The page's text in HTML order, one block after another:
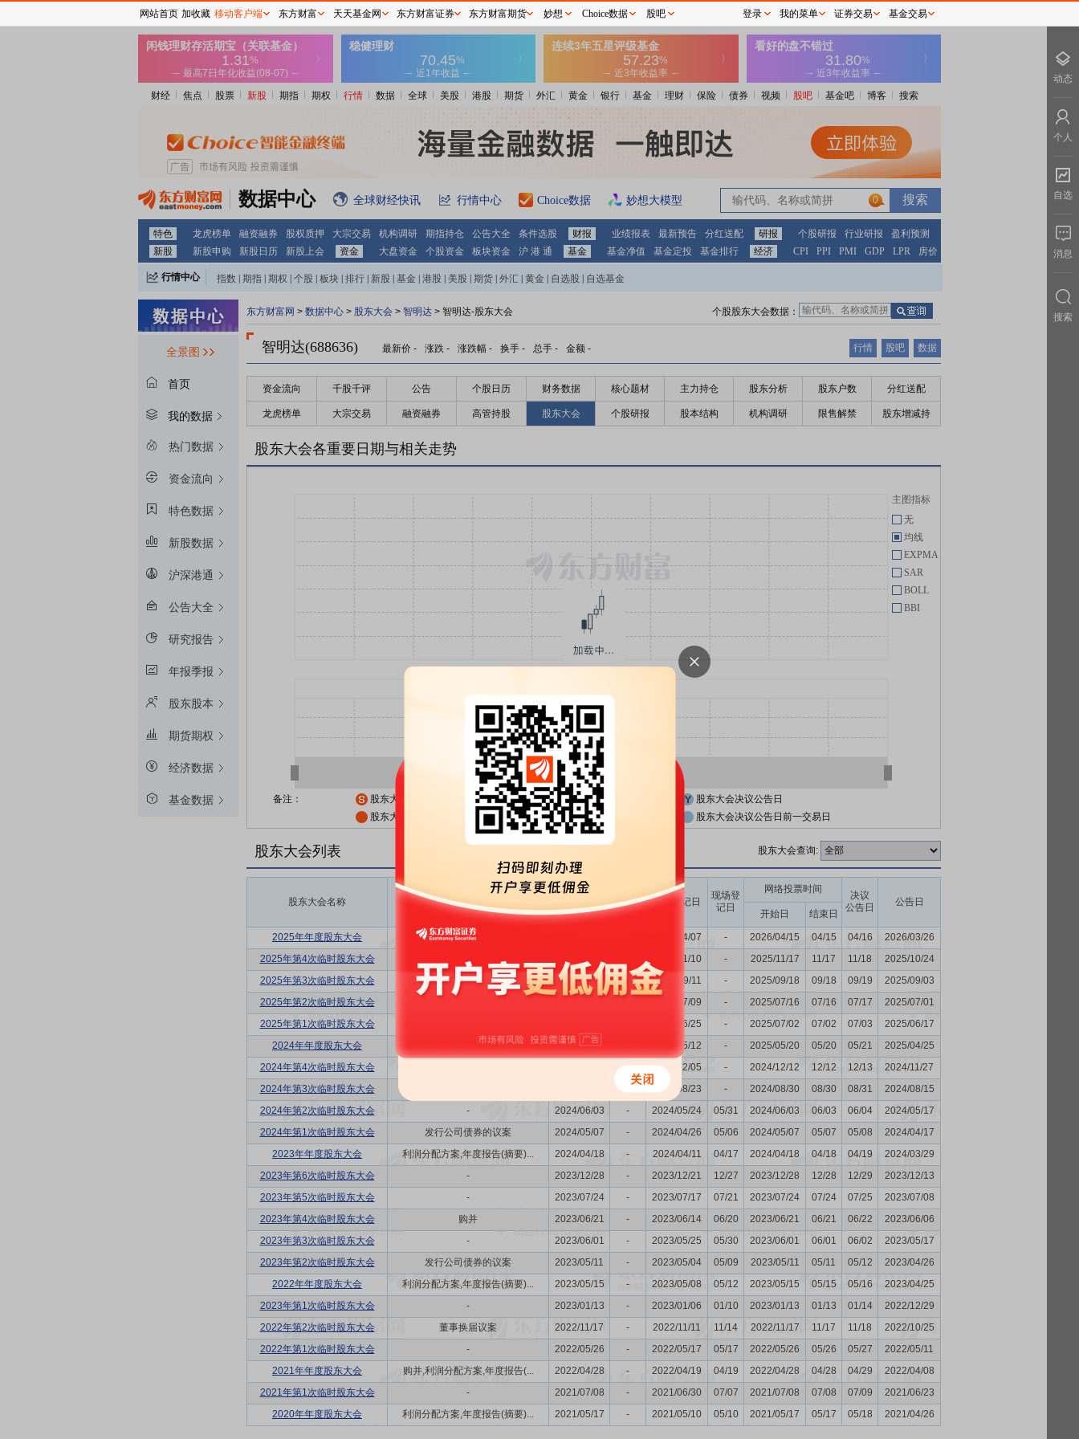
财经 焦点 股票 新股 期指 期权 行情 数据 全球 美股 港股 期货 外汇 黄金 银行 基金 理财 保险 债券 视频 股吧 基金吧 博客 搜索
数据中心 全球财经快讯 行情中心 Choice数据 妙想大模型 0
特色 龙虎榜单 融资融券 股权质押 大宗交易 机构调研 期指持仓 公告大全 条件选股 财报 业绩报表 最新预告 分红送配 研报 个股研报 行业研报
盈利预测
新股
新股申购 新股日历 新股上会 资金 大盘资金 个股资金 板块资金 沪 港 通 基金 基金净值 基金定投 基金排行 经济 CPI PPI PMI GDP LPR 房价
行情中心 指数 期指 期权 个股 板块 排行 新股 基金 港股 美股 期货 外汇 黄金 自选股 自选基金
全景图
首页
我的数据
热门数据
资金流向
特色数据
新股数据
沪深港通
公告大全
研究报告
年报季报
股东股本
期货期权
经济数据
基金数据
东方财富网 > 数据中心 > 股东大会 > 智明达 > 智明达-股东大会 个股股东大会数据：
智明达(688636) 最新价 - 涨跌 - 涨跌幅 - 换手 - 总手 - 金额 - 行情 股吧 数据
资金流向 千股千评 公告 个股日历 财务数据 核心题材 主力持仓 股东分析 股东户数 分红送配
龙虎榜单 大宗交易 融资融券 高管持股 股东大会 个股研报 股本结构 机构调研 限售解禁 股东增减持
股东大会各重要日期与相关走势
主图指标
无
均线
EXPMA
SAR
BOLL
BBI
备注： 股东大会公告日 股东大会召开日
股东大会决议公告日
股东大会公告日前一交易日
股东大会召开日前一交易日 股东大会决议公告日前一交易日
股东大会列表 股东大会查询:
股东大会名称 议题涉及内容
召开时间
股权登记日
现场登
记日
网络投票时间
决议
公告日
公告日
开始日
结束日 开始日 结束日
2025年年度股东大会 利润分配方案,年度报告(摘要)... 2026/04/07 - 2026/04/15 04/15 04/16
2026/03/26
2025年第4次临时股东大会
董事换届议案 2025/11/17 2025/11/10 - 2025/11/17 11/17 11/18
2025/10/24
2025年第3次临时股东大会
- 2025/09/18 2025/09/11 - 2025/09/18 09/18 09/19
2025/09/03
2025年第2次临时股东大会
2025/07/09 - 2025/07/16 07/16 07/17
2025/07/01
2025年第1次临时股东大会
2025/06/25 - 2025/07/02 07/02 07/03
2025/06/17
2024年年度股东大会
利润分配方案,年度报告(摘要)... 2025/05/20 2025/05/12 - 2025/05/20 05/20 05/21
2025/04/25
2024年第4次临时股东大会
- 2024/12/05 - 2024/12/12 12/12 12/13
2024/11/27
2024年第3次临时股东大会
2024/08/23 - 2024/08/30 08/30 08/31
2024/08/15
2024年第2次临时股东大会
- 2024/06/03 - 2024/05/24 05/31 2024/06/03 06/03 06/04
2024/05/17
2024年第1次临时股东大会
发行公司债券的议案 2024/05/07 - 2024/04/26 05/06 2024/05/07 05/07 05/08
2024/04/17
2023年年度股东大会
利润分配方案,年度报告(摘要)... 2024/04/18 - 2024/04/11 04/17 2024/04/18 04/18 04/19
2024/03/29
2023年第6次临时股东大会
- 2023/12/28 - 2023/12/21 12/27 2023/12/28 12/28 12/29
2023/12/13
2023年第5次临时股东大会
- 2023/07/24 - 2023/07/17 07/21 2023/07/24 07/24 07/25
2023/07/08
2023年第4次临时股东大会
购并 2023/06/21 - 2023/06/14 06/20 2023/06/21 06/21 06/22
2023/06/06
2023年第3次临时股东大会
- 2023/06/01 - 2023/05/25 05/30 2023/06/01 06/01 06/02
2023/05/17
2023年第2次临时股东大会
发行公司债券的议案 2023/05/11 - 2023/05/04 05/09 2023/05/11 05/11 05/12
2023/04/26
2022年年度股东大会
利润分配方案,年度报告(摘要)... 2023/05/15 - 2023/05/08 05/12 2023/05/15 05/15 05/16
2023/04/25
2023年第1次临时股东大会
- 2023/01/13 - 2023/01/06 01/10 2023/01/13 01/13 01/14
2022/12/29
2022年第2次临时股东大会
董事换届议案 2022/11/17 - 2022/11/11 11/14 2022/11/17 11/17 11/18
2022/10/25
2022年第1次临时股东大会
- 2022/05/26 - 2022/05/17 05/17 2022/05/26 05/26 05/27
2022/05/11
2021年年度股东大会
购并,利润分配方案,年度报告(... 2022/04/28 - 2022/04/19 04/19 2022/04/28 04/28 04/29
2022/04/08
2021年第1次临时股东大会
- 2021/07/08 - 2021/06/30 07/07 2021/07/08 07/08 07/09
2021/06/23
2020年年度股东大会
利润分配方案,年度报告(摘要)... 2021/05/17 - 2021/05/10 05/10 2021/05/17 05/17 05/18 2021/04/26
网站首页 加收藏 移动客户端 东方财富 天天基金网 东方财富证券 东方财富期货 妙想 Choice数据 股吧 登录 我的菜单 证券交易 基金交易
动态
个人
自选
消息
搜索